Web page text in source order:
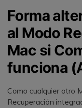
Forma
al Modo
Mac si
funciona
Como cualquier otro
Recuperación